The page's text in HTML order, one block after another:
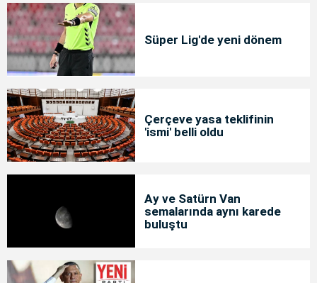
Süper Lig'de yeni dönem
Çerçeve yasa teklifinin
'ismi' belli oldu
Ay ve Satürn Van
semalarında aynı karede
buluştu